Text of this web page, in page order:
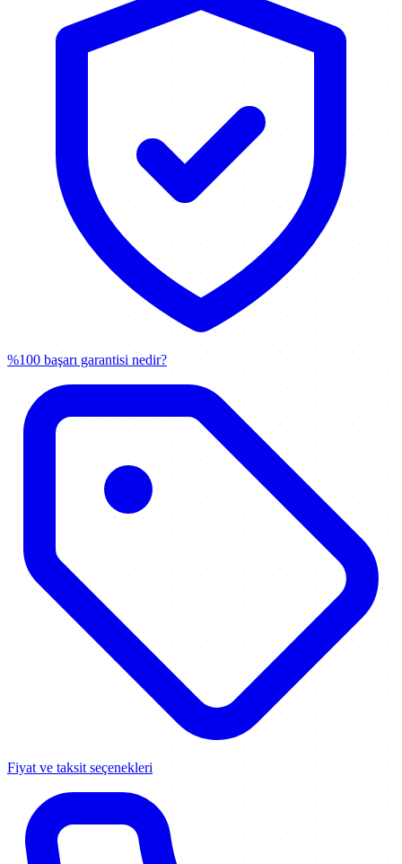
%100 başarı garantisi nedir?
Fiyat ve taksit seçenekleri